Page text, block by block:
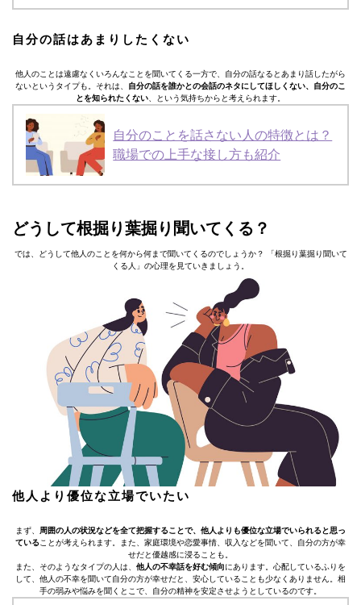
自分の話はあまりしたくない
他人のことは遠慮なくいろんなことを聞いてくる一方で、自分の話なるとあまり話したがら
ないというタイプも。それは、 自分の話を誰かとの会話のネタにしてほしくない、自分のこ
とを知られたくない、という気持ちからと考えられます。
自分のことを話さない人の特徴とは？
職場での上手な接し方も紹介
どうして根掘り葉掘り聞いてくる？
では、どうして他人のことを何から何まで聞いてくるのでしょうか？ 「根掘り葉掘り聞いて
くる人」の心理を見ていきましょう。
他人より優位な立場でいたい
まず、
周囲の人の状況などを全て把握することで、他人よりも優位な立場でいられると思っ
ている ことが考えられます。また、家庭環境や恋愛事情、収入などを聞いて、自分の方が幸
せだと優越感に浸ることも。
また、そのようなタイプの人は、 他人の不幸話を好む傾向にあります。心配しているふりを
して、他人の不幸を聞いて自分の方が幸せだと、安心していることも少なくありません。相
手の弱みや悩みを聞くとこで、自分の精神を安定させようとしているのです。